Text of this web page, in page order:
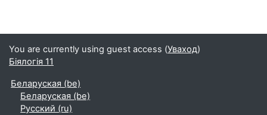
You are currently using guest access (Уваход)
Біялогія 11
Беларуская ‎(be)‎
Беларуская ‎(be)‎
Русский ‎(ru)‎